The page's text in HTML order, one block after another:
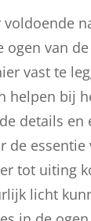
voldoende
ogen van
vast te
helpen bij
details en
de essentie
tot uiting
licht